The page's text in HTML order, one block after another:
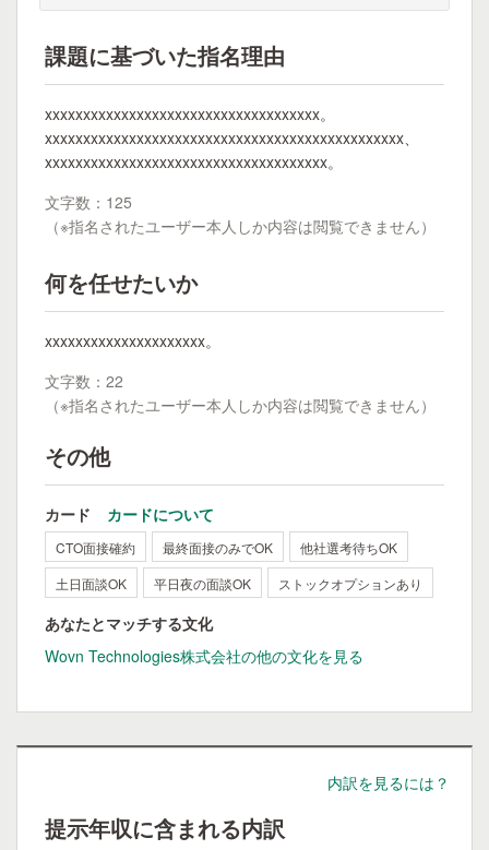
課題に基づいた指名理由
xxxxxxxxxxxxxxxxxxxxxxxxxxxxxxxxxxxx。
xxxxxxxxxxxxxxxxxxxxxxxxxxxxxxxxxxxxxxxxxxxxxxx、
xxxxxxxxxxxxxxxxxxxxxxxxxxxxxxxxxxxxx。
文字数：125
（※指名されたユーザー本人しか内容は閲覧できません）
何を任せたいか
xxxxxxxxxxxxxxxxxxxxx。
文字数：22
（※指名されたユーザー本人しか内容は閲覧できません）
その他
カード カードについて
CTO面接確約 最終面接のみでOK
他社選考待ちOK
土日面談OK
平日夜の面談OK ストックオプションあり
あなたとマッチする文化
Wovn Technologies株式会社の他の文化を見る
内訳を見るには？
提示年収に含まれる内訳